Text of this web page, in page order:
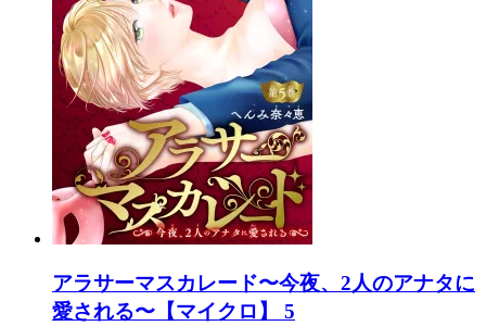
アラサーマスカレード〜今夜、2人のアナタに
愛される〜【マイクロ】 5